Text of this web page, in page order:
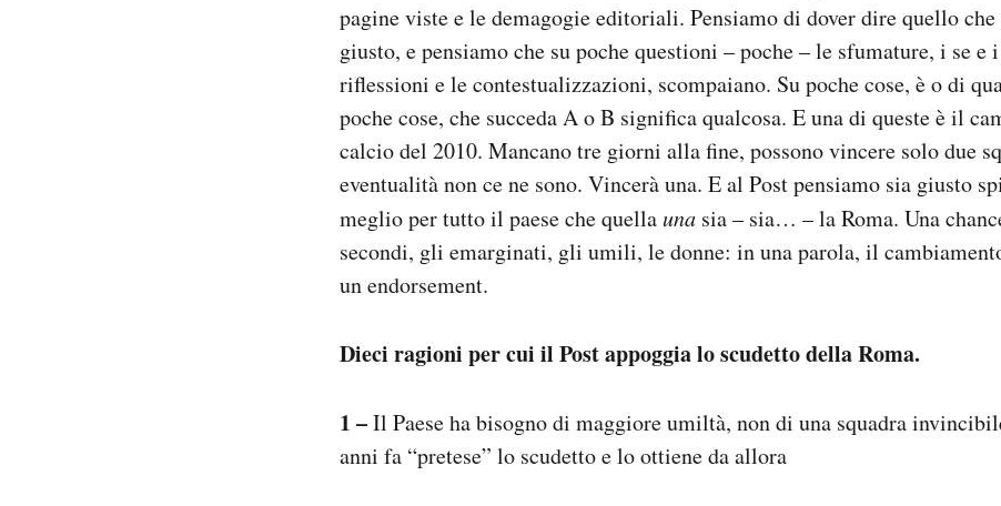
pagine viste e le demagogie editoriali. Pensiamo di dover dire quello che
giusto, e pensiamo che su poche questioni – poche – le sfumature, i se e
riflessioni e le contestualizzazioni, scompaiano. Su poche cose, è o di
poche cose, che succeda A o B significa qualcosa. E una di queste è il
calcio del 2010. Mancano tre giorni alla fine, possono vincere solo due
eventualità non ce ne sono. Vincerà una. E al Post pensiamo sia giusto
meglio per tutto il paese che quellauna sia – sia… – la Roma. Una
secondi, gli emarginati, gli umili, le donne: in una parola, il
un endorsement.
Dieci ragioni per cui il Post appoggia lo scudetto della Roma.
1 –Il Paese ha bisogno di maggiore umiltà, non di una squadra
anni fa “pretese” lo scudetto e lo ottiene da allora